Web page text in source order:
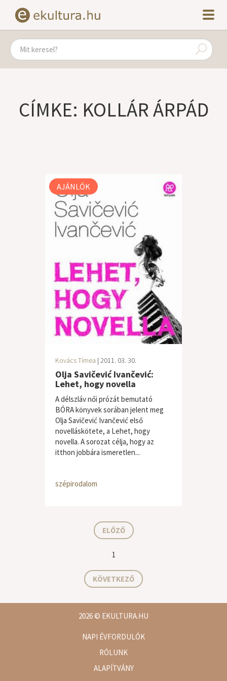
CÍMKE: KOLLÁR ÁRPÁD
AJÁNLÓK
Kovács Tímea | 2011. 03. 30.
Olja Savičević Ivančević:
Lehet, hogy novella
A délszláv női prózát bemutató
BÓRA könyvek sorában jelent meg
Olja Savičević Ivančević első
novelláskötete, a Lehet, hogy
novella. A sorozat célja, hogy az
itthon jobbára ismeretlen...
szépirodalom
ELŐZŐ
1
KÖVETKEZŐ
2026© EKULTURA.HU
NAPI ÉVFORDULÓK
RÓLUNK
ALAPÍTVÁNY